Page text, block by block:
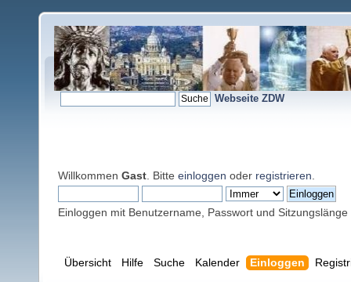
Webseite ZDW
Willkommen Gast . Bitte einloggen oder registrieren
Einloggen mit Benutzername, Passwort und Sitzungslänge
Übersicht Hilfe Suche Kalender Einloggen